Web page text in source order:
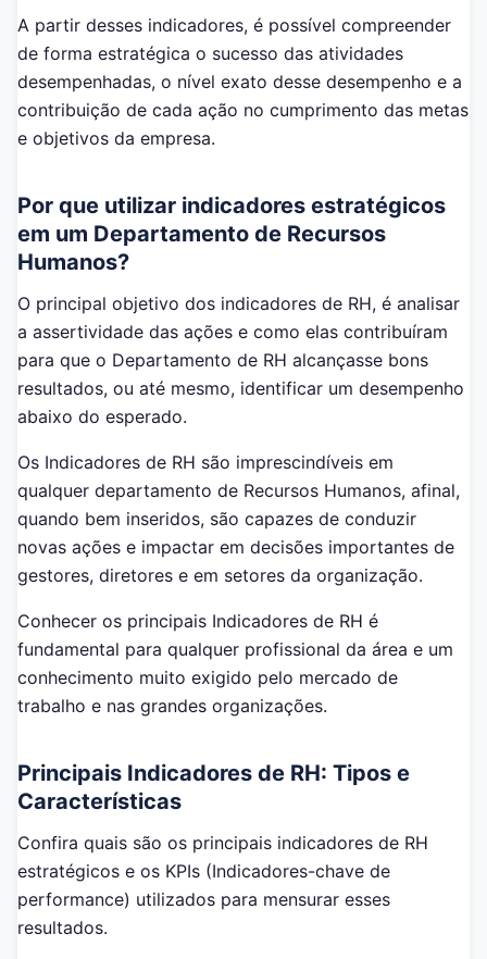
A partir desses indicadores, é possível compreender
de forma estratégica o sucesso das atividades
desempenhadas, o nível exato desse desempenho e a
contribuição de cada ação no cumprimento das metas
e objetivos da empresa.
Por que utilizar indicadores estratégicos
em um Departamento de Recursos
Humanos?
O principal objetivo dos indicadores de RH, é analisar
a assertividade das ações e como elas contribuíram
para que o Departamento de RH alcançasse bons
resultados, ou até mesmo, identificar um desempenho
abaixo do esperado.
Os Indicadores de RH são imprescindíveis em
qualquer departamento de Recursos Humanos, afinal,
quando bem inseridos, são capazes de conduzir
novas ações e impactar em decisões importantes de
gestores, diretores e em setores da organização.
Conhecer os principais Indicadores de RH é
fundamental para qualquer profissional da área e um
conhecimento muito exigido pelo mercado de
trabalho e nas grandes organizações.
Principais Indicadores de RH: Tipos e
Características
Confira quais são os principais indicadores de RH
estratégicos e os KPIs (Indicadores-chave de
performance) utilizados para mensurar esses
resultados.